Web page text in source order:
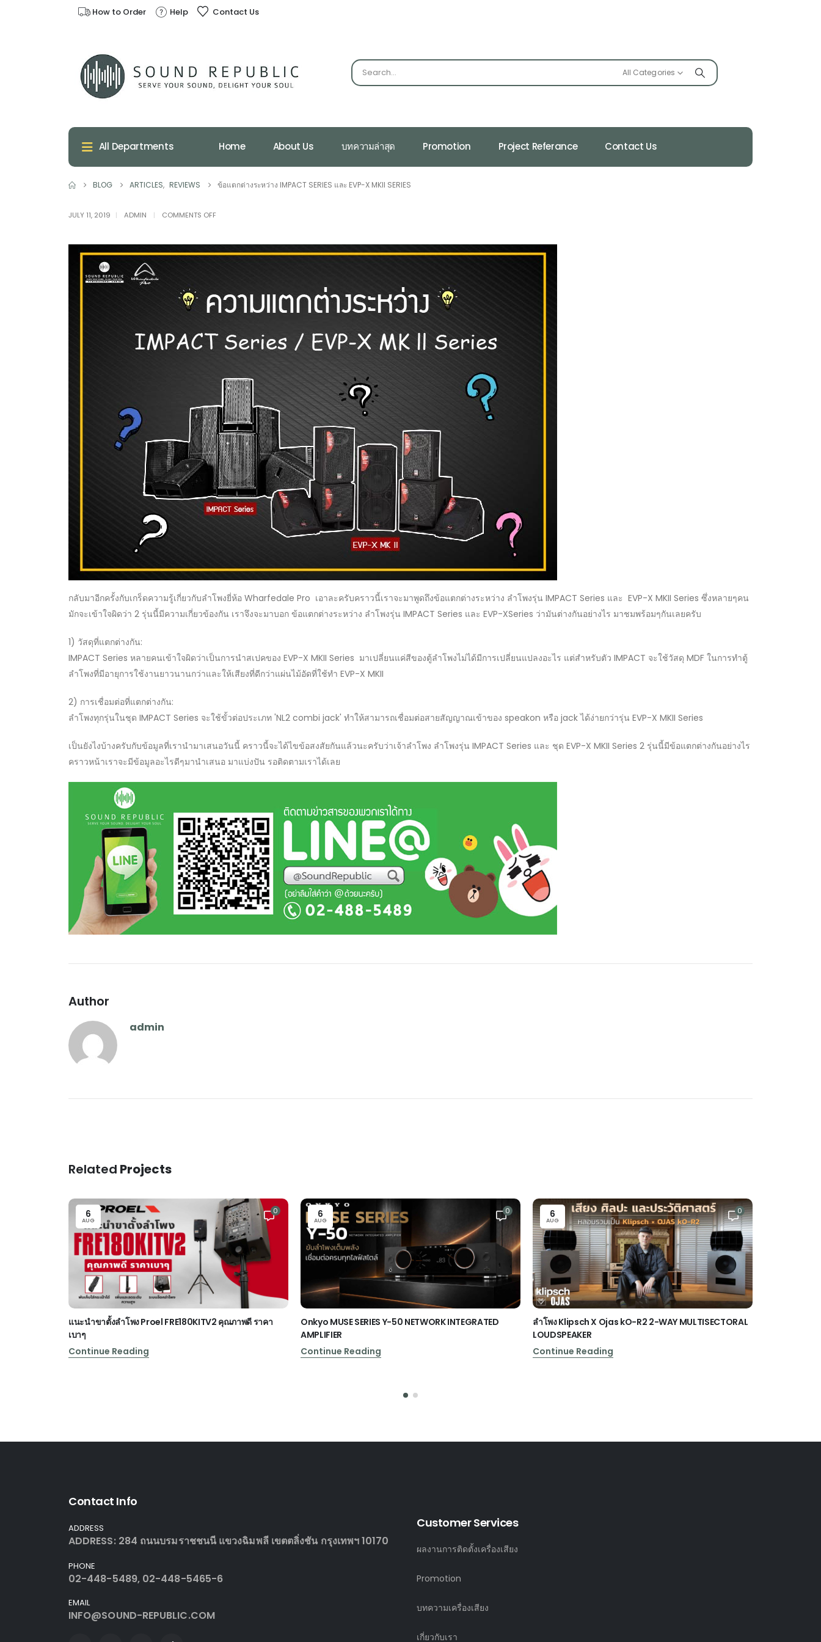
How to Order Help Contact Us
All Categories
All Departments Home About Us บทความล่าสุด Promotion Project Referance Contact Us
BLOG ARTICLES, REVIEWS ข้อแตกต่างระหว่าง IMPACT SERIES และ EVP-X MKII SERIES
JULY 11, 2019 ADMIN COMMENTS OFFON
แตก
ต่าง
SERIES
EVP-
SERIES
กลับมาอีกครั้งกับเกร็ดความรู้เกี่ยวกับลำโพงยี่ห้อ Wharfedale Pro เอาละครับคราวนี้เราจะมาพูดถึงข้อแตกต่างระหว่าง ลำโพงรุ่น IMPACT Series และ EVP-X MKII Series ซึ่งหลายๆคน
มักจะเข้าใจผิดว่า 2 รุ่นนี้มีความเกี่ยวข้องกัน เราจึงจะมาบอก ข้อแตกต่างระหว่าง ลำโพงรุ่น IMPACT Series และ EVP-XSeries ว่ามันต่างกันอย่างไร มาชมพร้อมๆกันเลยครับ
1) วัสดุที่แตกต่างกัน:
IMPACT Series หลายคนเข้าใจผิดว่าเป็นการนำสเปคของ EVP-X MKII Series มาเปลี่ยนแค่สีของตู้ลำโพงไม่ได้มีการเปลี่ยนแปลงอะไร แต่สำหรับตัว IMPACT จะใช้วัสดุ MDF ในการทำตู้
ลำโพงที่มีอายุการใช้งานยาวนานกว่าและให้เสียงที่ดีกว่าแผ่นไม้อัดที่ใช้ทำ EVP-X MKII
2) การเชื่อมต่อที่แตกต่างกัน:
ลำโพงทุกรุ่นในชุด IMPACT Series จะใช้ขั้วต่อประเภท 'NL2 combi jack' ทำให้สามารถเชื่อมต่อสายสัญญาณเข้าของ speakon หรือ jack ได้ง่ายกว่ารุ่น EVP-X MKII Series
เป็นยังไงบ้างครับกับข้อมูลที่เรานำมาเสนอวันนี้ คราวนี้จะได้ไขข้อสงสัยกันแล้วนะครับว่าเจ้าลำโพง ลำโพงรุ่น IMPACT Series และ ชุด EVP-X MKII Series 2 รุ่นนี้มีข้อแตกต่างกันอย่างไร
คราวหน้าเราจะมีข้อมูลอะไรดีๆมานำเสนอ มาแบ่งปัน รอติดตามเราได้เลย
Author
admin
Related Projects
6
AUG
0
แนะนำขาตั้งลำโพง Proel FRE180KITV2 คุณภาพดี ราคา
เบาๆ
Continue Reading
6
AUG
0
Onkyo MUSE SERIES Y-50 NETWORK INTEGRATED
AMPLIFIER
Continue Reading
6
AUG
0
ลำโพง Klipsch X Ojas kO-R2 2-WAY MULTISECTORAL
LOUDSPEAKER
Continue Reading
Contact Info
ADDRESS
ADDRESS: 284 ถนนบรมราชชนนี แขวงฉิมพลี เขตตลิ่งชัน กรุงเทพฯ 10170
PHONE
02-448-5489, 02-448-5465-6
EMAIL
INFO@SOUND-REPUBLIC.COM
Customer Services
ผลงานการติดตั้งเครื่องเสียง
Promotion
บทความเครื่องเสียง
เกี่ยวกับเรา